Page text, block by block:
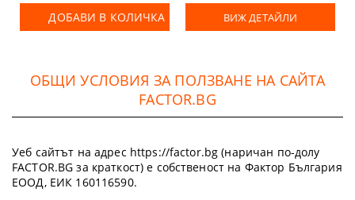
ДОБАВИ В КОЛИЧКА ВИЖ ДЕТАЙЛИ
ОБЩИ УСЛОВИЯ ЗА ПОЛЗВАНЕ НА САЙТА
FACTOR.BG
Уеб сайтът на адрес https://factor.bg (наричан по-долу
FACTOR.BG за краткост) е собственост на Фактор България
ЕООД, ЕИК 160116590.